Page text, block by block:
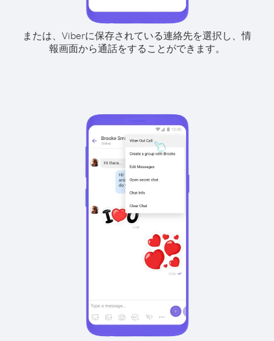
または、Viberに保存されている連絡先を選択し、情
報画面から通話をすることができます。